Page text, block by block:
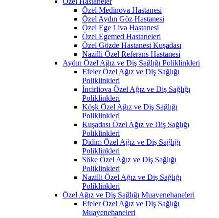
Özel Medinova Hastanesi
Özel Aydın Göz Hastanesi
Özel Ege Liva Hastanesi
Özel Egemed Hastaneleri
Özel Gözde Hastanesi Kuşadası
Nazilli Özel Referans Hastanesi
Aydın Özel Ağız ve Diş Sağlığı Poliklinkleri
Efeler Özel Ağız ve Diş Sağlığı
Poliklinkleri
İncirliova Özel Ağız ve Diş Sağlığı
Poliklinkleri
Köşk Özel Ağız ve Diş Sağlığı
Poliklinkleri
Kuşadası Özel Ağız ve Diş Sağlığı
Poliklinkleri
Didim Özel Ağız ve Diş Sağlığı
Poliklinkleri
Söke Özel Ağız ve Diş Sağlığı
Poliklinkleri
Nazilli Özel Ağız ve Diş Sağlığı
Poliklinkleri
Özel Ağız ve Diş Sağlığı Muayenehaneleri
Efeler Özel Ağız ve Diş Sağlığı
Muayenehaneleri